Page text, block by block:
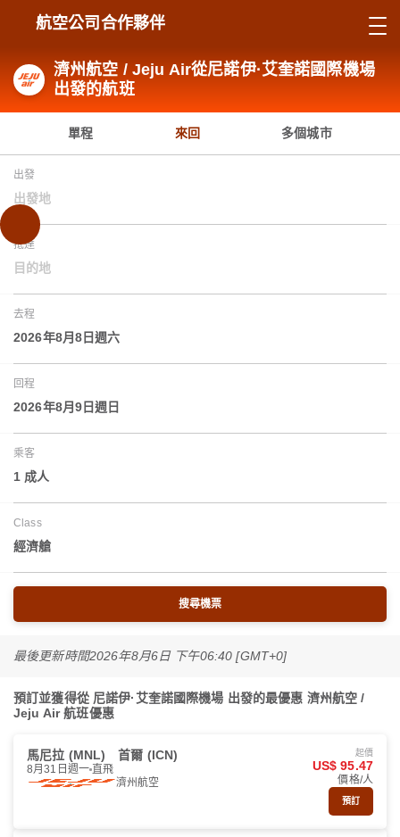
航空公司合作夥伴
濟州航空 / Jeju Air從尼諾伊·艾奎諾國際機場
出發的航班
單程 來回 多個城市
出發
出發地
抵達
目的地
去程
2026年8月8日週六
回程
2026年8月9日週日
乘客
1 成人
Class
經濟艙
搜尋機票
最後更新時間2026年8月6日 下午06:40 [GMT+0]
預訂並獲得從 尼諾伊·艾奎諾國際機場 出發的最優惠 濟州航空 /
Jeju Air 航班優惠
馬尼拉 (MNL) 首爾 (ICN)
8月31日週一 直飛
濟州航空
起價
US$ 95.47
價格/人
預訂